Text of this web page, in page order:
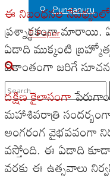
Punganuru
E-Paper
No Result
View All Result
ఈ నిబంధనల నేపథ్యంలో
ప్రశ్నార్థకంగా మారాయి.
ఏడాది ముక్కంటి
ఏకాంతంగా జరిగే
దక్షిణ కైలాసంగా
మహాశివరాత్రి
అంగరంగ వైభవవంగా
వస్తోంది. ఈ ఏడాది కూడా
వరకు ఈ ఉత్సవాలు